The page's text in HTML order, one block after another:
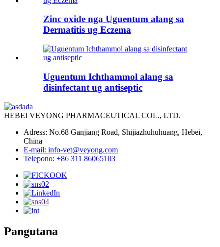
Zinc oxide nga Uguentum alang sa
Dermatitis ug Eczema
Uguentum Ichthammol alang sa
disinfectant ug antiseptic
HEBEI VEYONG PHARMACEUTICAL COL., LTD.
Adress: No.68 Ganjiang Road, Shijiazhuhuhuang, Hebei,
China
E-mail: info-vet@veyong.com
Telepono: +86 311 86065103
Pangutana